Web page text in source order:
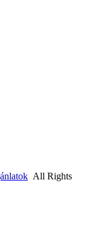
All Rights